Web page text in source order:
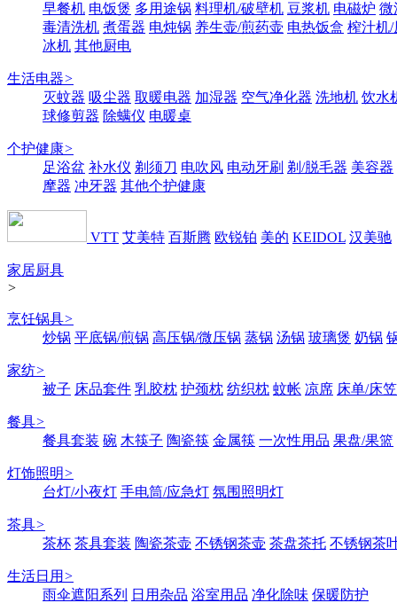
早餐机 电饭煲 多用途锅 料理机/破壁机 豆浆机 电磁炉 微
毒清洗机 煮蛋器 电炖锅 养生壶/煎药壶 电热饭盒 榨汁机/
冰机 其他厨电
生活电器>
灭蚊器 吸尘器 取暖电器 加湿器 空气净化器 洗地机 饮水
球修剪器 除螨仪 电暖桌
个护健康>
足浴盆 补水仪 剃须刀 电吹风 电动牙刷 剃/脱毛器 美容器
摩器 冲牙器 其他个护健康
VTT 艾美特 百斯腾 欧锐铂 美的 KEIDOL 汉美驰
家居厨具
>
烹饪锅具>
炒锅 平底锅/煎锅 高压锅/微压锅 蒸锅 汤锅 玻璃煲 奶锅
家纺>
被子 床品套件 乳胶枕 护颈枕 纺织枕 蚊帐 凉席 床单/床笠
餐具>
餐具套装 碗 木筷子 陶瓷筷 金属筷 一次性用品 果盘/果篮
灯饰照明>
台灯/小夜灯 手电筒/应急灯 氛围照明灯
茶具>
茶杯 茶具套装 陶瓷茶壶 不锈钢茶壶 茶盘茶托 不锈钢茶
生活日用 >
雨伞遮阳系列
日用杂品 浴室用品 净化除味 保暖防护